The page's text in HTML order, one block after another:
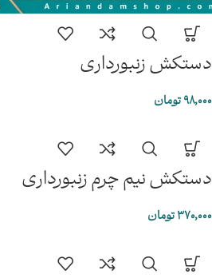
دستکش زنبورداری
98,000تومان
دستکش نیم چرم زنبورداری
370,000تومان